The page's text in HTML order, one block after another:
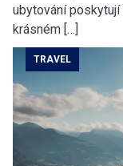
ubytování
krásném […]
TRAVEL